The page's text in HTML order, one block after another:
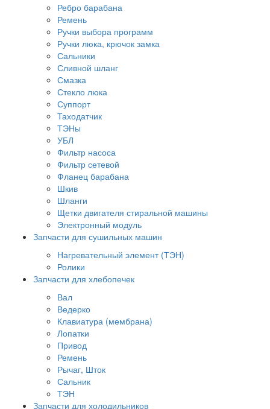
Ребро барабана
Ремень
Ручки выбора программ
Ручки люка, крючок замка
Сальники
Сливной шланг
Смазка
Стекло люка
Суппорт
Таходатчик
ТЭНы
УБЛ
Фильтр насоса
Фильтр сетевой
Фланец барабана
Шкив
Шланги
Щетки двигателя стиральной машины
Электронный модуль
Запчасти для сушильных машин
Нагревательный элемент (ТЭН)
Ролики
Запчасти для хлебопечек
Вал
Ведерко
Клавиатура (мембрана)
Лопатки
Привод
Ремень
Рычаг, Шток
Сальник
ТЭН
Запчасти для холодильников